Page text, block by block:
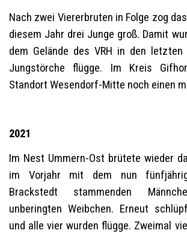
Nach zwei Viererbruten in Folge zog
diesem Jahr drei Junge groß. Damit
dem Gelände des VRH in den
Jungstörche flügge. Im Kreis
Standort Wesendorf-Mitte noch einen
2021
Im Nest Ummern-Ost brütete wieder
im Vorjahr mit dem nun
Brackstedt stammenden
unberingten Weibchen. Erneut
und alle vier wurden flügge. Zweimal